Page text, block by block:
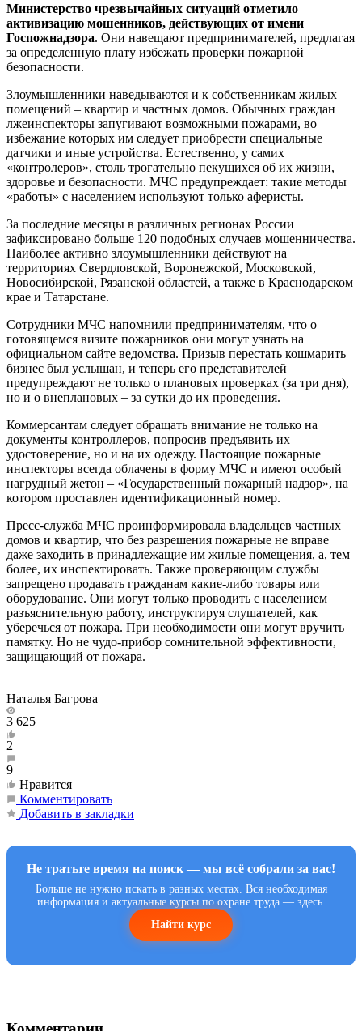
Министерство чрезвычайных ситуаций отметило
активизацию мошенников, действующих от имени
Госпожнадзора. Они навещают предпринимателей, предлагая
за определенную плату избежать проверки пожарной
безопасности.
Злоумышленники наведываются и к собственникам жилых
помещений – квартир и частных домов. Обычных граждан
лжеинспекторы запугивают возможными пожарами, во
избежание которых им следует приобрести специальные
датчики и иные устройства. Естественно, у самих
«контролеров», столь трогательно пекущихся об их жизни,
здоровье и безопасности. МЧС предупреждает: такие методы
«работы» с населением используют только аферисты.
За последние месяцы в различных регионах России
зафиксировано больше 120 подобных случаев мошенничества.
Наиболее активно злоумышленники действуют на
территориях Свердловской, Воронежской, Московской,
Новосибирской, Рязанской областей, а также в Краснодарском
крае и Татарстане.
Сотрудники МЧС напомнили предпринимателям, что о
готовящемся визите пожарников они могут узнать на
официальном сайте ведомства. Призыв перестать кошмарить
бизнес был услышан, и теперь его представителей
предупреждают не только о плановых проверках (за три дня),
но и о внеплановых – за сутки до их проведения.
Коммерсантам следует обращать внимание не только на
документы контроллеров, попросив предъявить их
удостоверение, но и на их одежду. Настоящие пожарные
инспекторы всегда облачены в форму МЧС и имеют особый
нагрудный жетон – «Государственный пожарный надзор», на
котором проставлен идентификационный номер.
Пресс-служба МЧС проинформировала владельцев частных
домов и квартир, что без разрешения пожарные не вправе
даже заходить в принадлежащие им жилые помещения, а, тем
более, их инспектировать. Также проверяющим службы
запрещено продавать гражданам какие-либо товары или
оборудование. Они могут только проводить с населением
разъяснительную работу, инструктируя слушателей, как
уберечься от пожара. При необходимости они могут вручить
памятку. Но не чудо-прибор сомнительной эффективности,
защищающий от пожара.
Наталья Багрова
3 625
2
9
Нравится
Комментировать
Добавить в закладки
Не тратьте время на поиск — мы всё собрали за вас!
Больше не нужно искать в разных местах. Вся необходимая
информация и актуальные курсы по охране труда — здесь.
Найти курс